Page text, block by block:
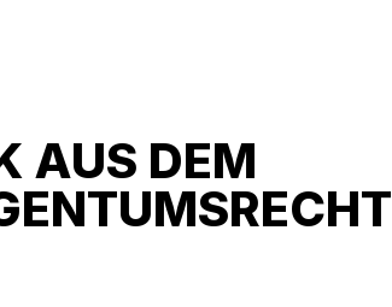
AUS DEM